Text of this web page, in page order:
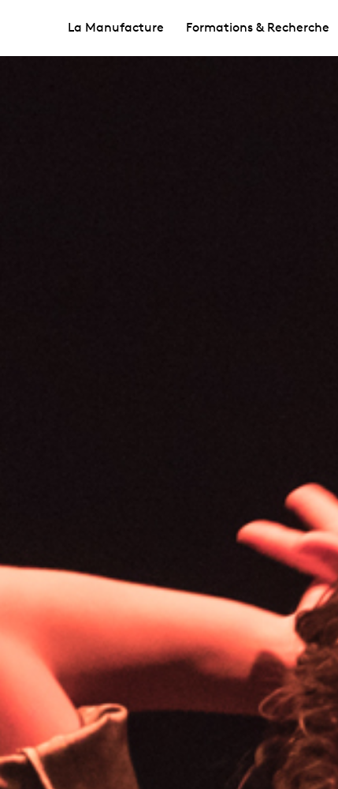
La Manufacture Formations & Recherche